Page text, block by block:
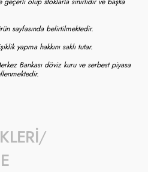
sayfasında belirtilmektedir.
yapma hakkını saklı tutar.
Bankası döviz kuru ve serbest piyasa